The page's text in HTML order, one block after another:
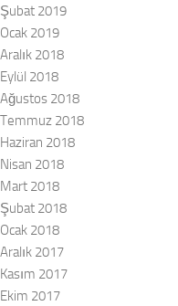
Şubat 2019
Ocak 2019
Aralık 2018
Eylül 2018
Ağustos 2018
Temmuz 2018
Haziran 2018
Nisan 2018
Mart 2018
Şubat 2018
Ocak 2018
Aralık 2017
Kasım 2017
Ekim 2017